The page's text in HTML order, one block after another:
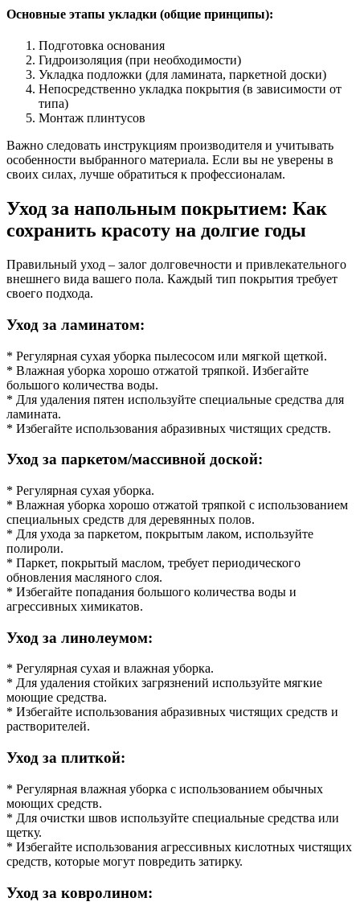
Основные этапы укладки (общие принципы):
Подготовка основания
Гидроизоляция (при необходимости)
Укладка подложки (для ламината, паркетной доски)
Непосредственно укладка покрытия (в зависимости от
типа)
Монтаж плинтусов
Важно следовать инструкциям производителя и учитывать
особенности выбранного материала. Если вы не уверены в
своих силах, лучше обратиться к профессионалам.
Уход за напольным покрытием: Как
сохранить красоту на долгие годы
Правильный уход – залог долговечности и привлекательного
внешнего вида вашего пола. Каждый тип покрытия требует
своего подхода.
Уход за ламинатом:
* Регулярная сухая уборка пылесосом или мягкой щеткой.
* Влажная уборка хорошо отжатой тряпкой. Избегайте
большого количества воды.
* Для удаления пятен используйте специальные средства для
ламината.
* Избегайте использования абразивных чистящих средств.
Уход за паркетом/массивной доской:
* Регулярная сухая уборка.
* Влажная уборка хорошо отжатой тряпкой с использованием
специальных средств для деревянных полов.
* Для ухода за паркетом, покрытым лаком, используйте
полироли.
* Паркет, покрытый маслом, требует периодического
обновления масляного слоя.
* Избегайте попадания большого количества воды и
агрессивных химикатов.
Уход за линолеумом:
* Регулярная сухая и влажная уборка.
* Для удаления стойких загрязнений используйте мягкие
моющие средства.
* Избегайте использования абразивных чистящих средств и
растворителей.
Уход за плиткой:
* Регулярная влажная уборка с использованием обычных
моющих средств.
* Для очистки швов используйте специальные средства или
щетку.
* Избегайте использования агрессивных кислотных чистящих
средств, которые могут повредить затирку.
Уход за ковролином: